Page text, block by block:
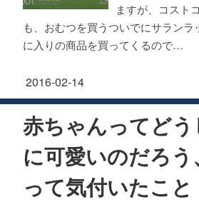
ますが、コスト
も、おむつを買うついでにサラン
に入りの商品を買ってくるので…
2016-02-14
赤ちゃんってど
に可愛いのだろ
って気付いたこと